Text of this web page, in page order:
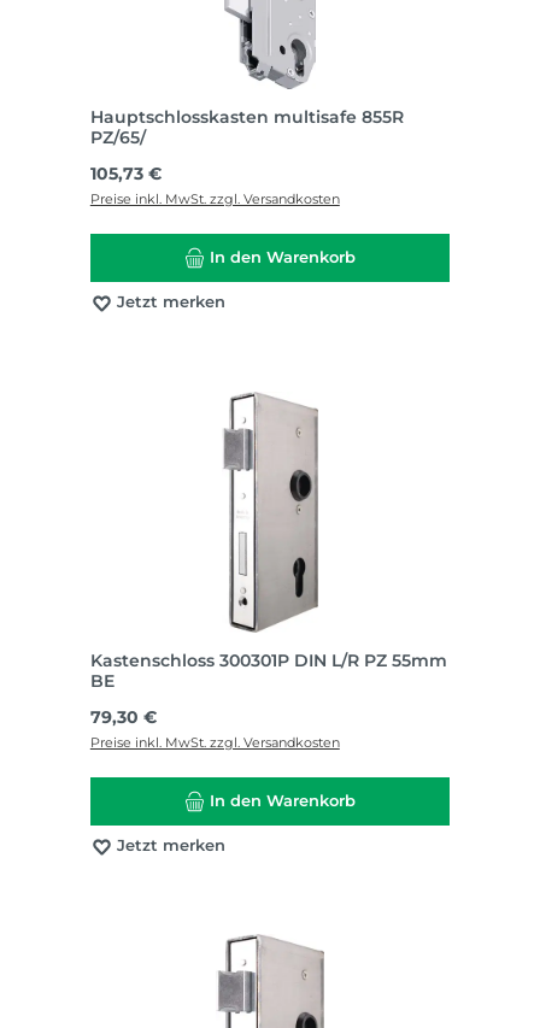
Hauptschlosskasten multisafe 855R
PZ/65/
Regulärer Preis:
105,73 €
Preise inkl. MwSt. zzgl. Versandkosten
In den Warenkorb
Jetzt merken
Kastenschloss 300301P DIN L/R PZ 55mm
BE
Regulärer Preis:
79,30 €
Preise inkl. MwSt. zzgl. Versandkosten
In den Warenkorb
Jetzt merken